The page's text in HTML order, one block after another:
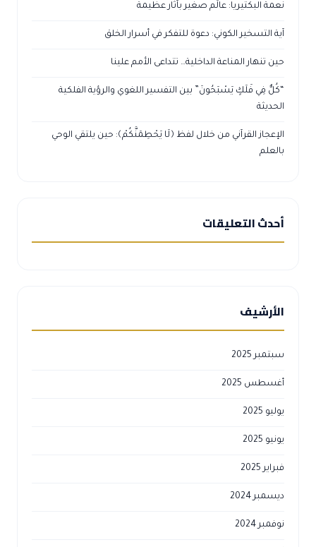
نعمة البكتيريا: عالَم صغير بآثار عظيمة
آية التسخير الكوني: دعوة للتفكر في أسرار الخلق
حين تنهار المناعة الداخلية… تتداعى الأمم علينا
“كُلٌّ فِي فَلَكٍ يَسْبَحُونَ” بين التفسير اللغوي والرؤية الفلكية
الحديثة
الإعجاز القرآني من خلال لفظ ﴿لَا يَحْطِمَنَّكُمْ﴾: حين يلتقي الوحي
بالعلم
أحدث التعليقات
الأرشيف
سبتمبر 2025
أغسطس 2025
يوليو 2025
يونيو 2025
فبراير 2025
ديسمبر 2024
نوفمبر 2024